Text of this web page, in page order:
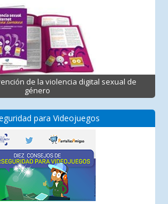
de la violencia digital sexual de
género
para Videojuegos